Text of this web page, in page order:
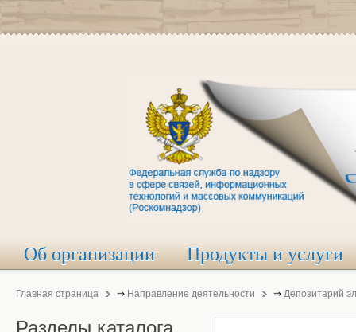
Об организации Продукты и услуги
Главная страница ⇒ Направление деятельности ⇒ Депозитарий